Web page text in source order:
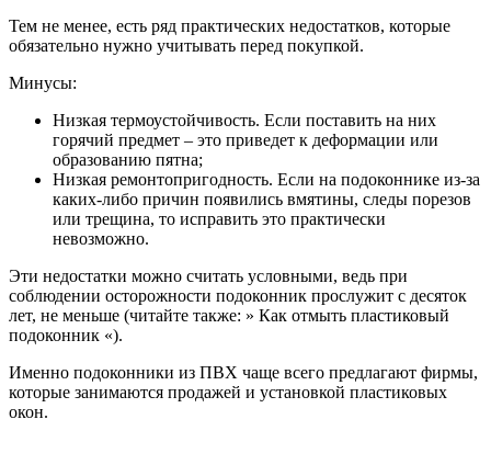
Тем не менее, есть ряд практических недостатков, которые
обязательно нужно учитывать перед покупкой.
Минусы:
Низкая термоустойчивость. Если поставить на них
горячий предмет – это приведет к деформации или
образованию пятна;
Низкая ремонтопригодность. Если на подоконнике из-за
каких-либо причин появились вмятины, следы порезов
или трещина, то исправить это практически
невозможно.
Эти недостатки можно считать условными, ведь при
соблюдении осторожности подоконник прослужит с десяток
лет, не меньше (читайте также: » Как отмыть пластиковый
подоконник «).
Именно подоконники из ПВХ чаще всего предлагают фирмы,
которые занимаются продажей и установкой пластиковых
окон.